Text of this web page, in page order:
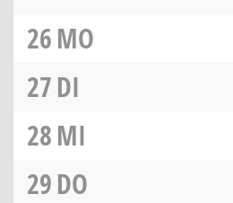
26MO
27DI
28MI
29DO